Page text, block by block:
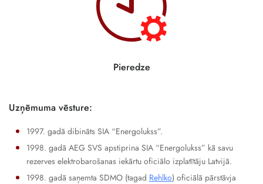
Pieredze
Uzņēmuma vēsture:
1997. gadā dibināts SIA “Energolukss”.
1998. gadā AEG SVS apstiprina SIA “Energolukss” kā savu
rezerves elektrobarošanas iekārtu oficiālo izplatītāju Latvijā.
1998. gadā saņemta SDMO (tagad Rehlko) oficiālā pārstāvja